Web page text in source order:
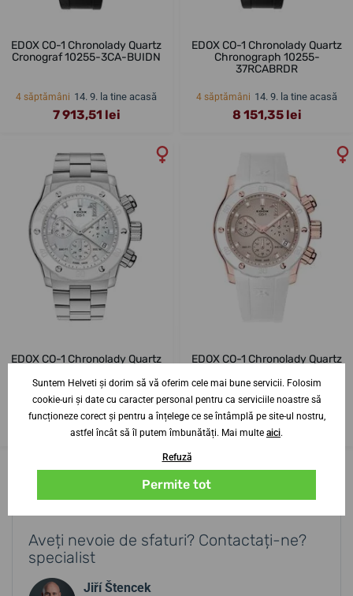
EDOX CO-1 Chronolady Quartz
Cronograf 10255-3CA-BUIDN
4 săptămâni 14. 9. la tine acasă
7 913,51 lei
EDOX CO-1 Chronolady Quartz
Chronograph 10255-
37RCABRDR
4 săptămâni 14. 9. la tine acasă
8 151,35 lei
EDOX CO-1 Chronolady Quartz
NADN
4 săptămâni 14. 9. la tine acasă
8 735,14 lei
EDOX CO-1 Chronolady Quartz
37RBCABBE
4 săptămâni 14. 9. la tine acasă
8 151,35 lei
Aveți nevoie de sfaturi? Contactați-ne?
specialist
Jiří Štencek
Suntem Helveti și dorim să vă oferim cele mai bune servicii. Folosim
cookie-uri și date cu caracter personal pentru ca serviciile noastre să
funcționeze corect și pentru a înțelege ce se întâmplă pe site-ul nostru,
astfel încât să îl putem îmbunătăți. Mai multe aici.
Refuză
Permite tot